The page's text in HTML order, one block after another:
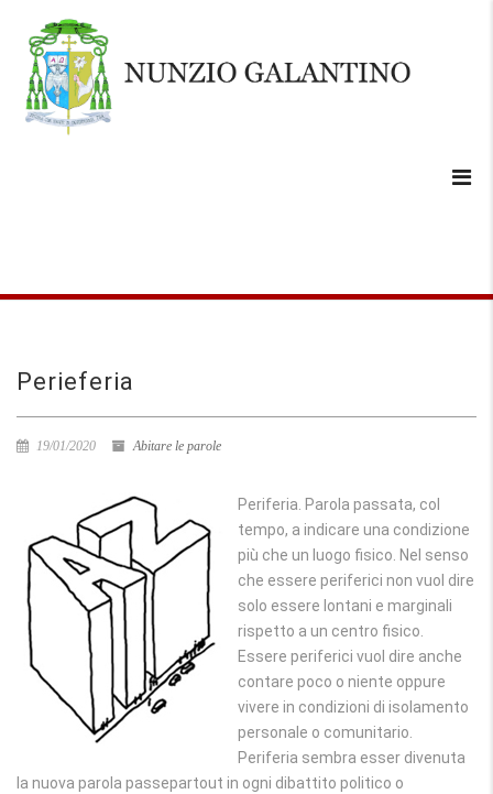
Perieferia
19/01/2020 Abitare le parole
Periferia. Parola passata, col
tempo, a indicare una condizione
più che un luogo fisico. Nel senso
che essere periferici non vuol dire
solo essere lontani e marginali
rispetto a un centro fisico.
Essere periferici vuol dire anche
contare poco o niente oppure
vivere in condizioni di isolamento
personale o comunitario.
Periferia sembra esser divenuta
la nuova parola passepartout in ogni dibattito politico o